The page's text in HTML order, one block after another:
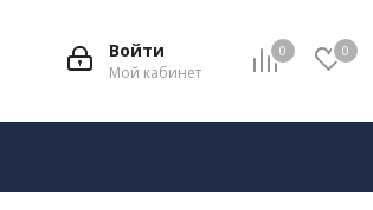
0 0
Войти
Мой кабинет